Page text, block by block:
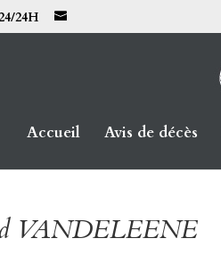
24H
Accueil Avis de décès
VANDELEENE